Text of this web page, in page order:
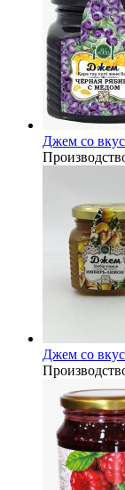
Джем со
Джем со